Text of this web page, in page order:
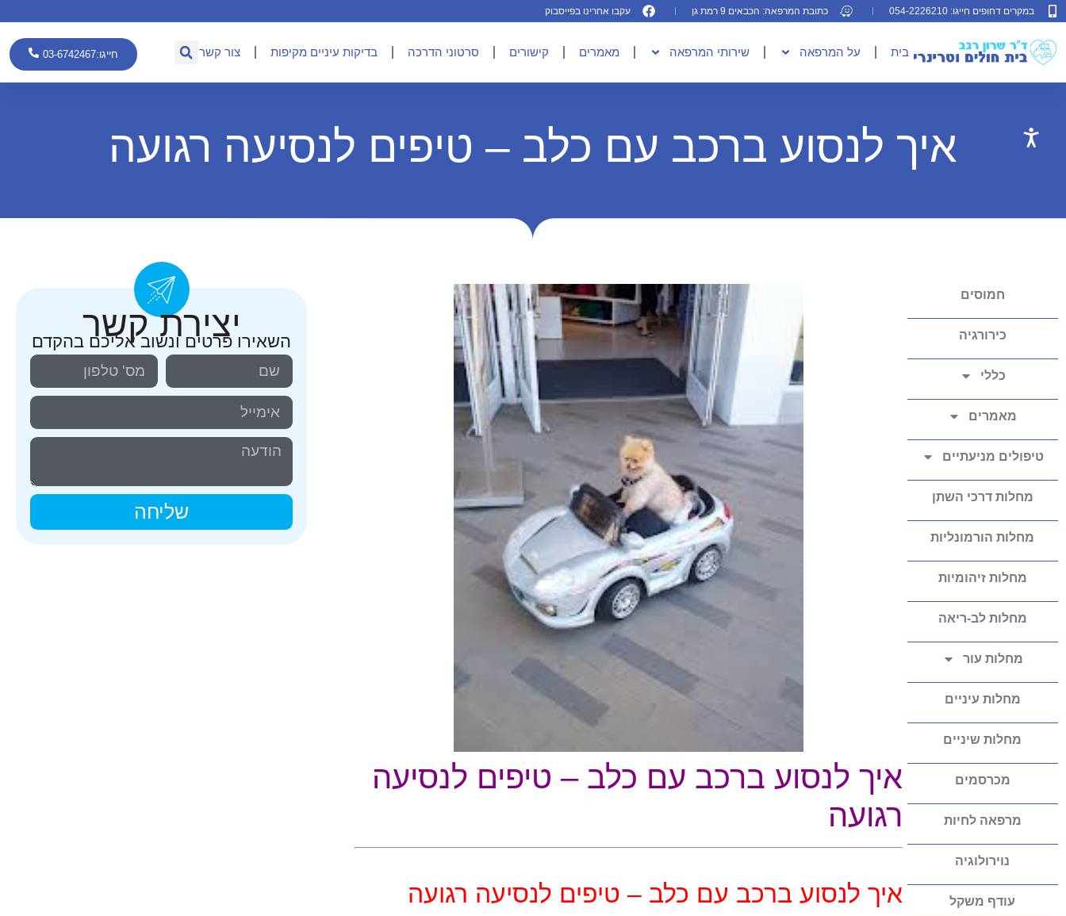
במקרים דחופים חייגו: 054-2226210 כתובת המרפאה: הכבאים 9 רמת גן עקבו אחרינו בפייסבוק
בית על המרפאה שירותי המרפאה מאמרים קישורים סרטוני הדרכה בדיקות עיניים מקיפות צור קשר חייגו:03-6742467
איך לנסוע ברכב עם כלב – טיפים לנסיעה רגועה
יצירת קשר
השאירו פרטים ונשוב אליכם בהקדם
שליחה
חמוסים
כירורגיה
כללי
מאמרים
טיפולים מניעתיים
מחלות דרכי השתן
מחלות הורמונליות
מחלות זיהומיות
מחלות לב-ריאה
מחלות עור
מחלות עיניים
מחלות שיניים
מכרסמים
מרפאה לחיות
נוירולוגיה
עודף משקל
איך לנסוע ברכב עם כלב – טיפים לנסיעה
רגועה
איך לנסוע ברכב עם כלב – טיפים לנסיעה רגועה